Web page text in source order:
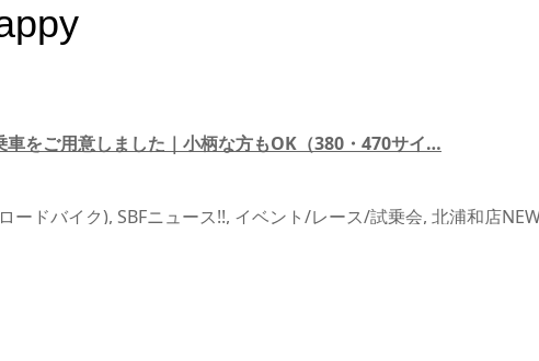
車をご用意しました｜小柄な方もOK（380・470サイ…
ードバイク), SBFニュース!!, イベント/レース/試乗会, 北浦和店